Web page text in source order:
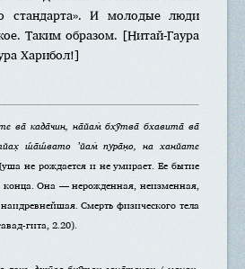
стандарта». И молодые люди
Таким образом. [Нитай-Гаура
Харибол!]
ва̄ када̄чин, на̄йам̇ бхӯтва̄ бхавита̄ ва̄
ш́а̄ш́вато ’йам̇ пура̄н̣о, на ханйате
не рождается и не умирает. Ее бытие
Она — нерожденная, неизменная,
Смерть физического тела
гита, 2.20).